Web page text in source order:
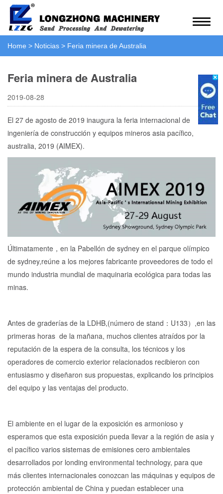
Home > Noticias > Feria minera de Australia
Feria minera de Australia
2019-08-28
El 27 de agosto de 2019 inaugura la feria internacional de
ingeniería de construcción y equipos mineros asia pacífico,
australia, 2019 (AIMEX).
Últimatamente，en la Pabellón de sydney en el parque olímpico
de sydney,reúne a los mejores fabricante proveedores de todo el
mundo industria mundial de maquinaria ecológica para todas las
minas.
Antes de graderías de la LDHB,(número de stand：U133）,en las
primeras horas de la mañana, muchos clientes atraídos por la
reputación de la espera de la consulta, los técnicos y los
operadores de comercio exterior relacionados recibieron con
entusiasmo y diseñaron sus propuestas, explicando los principios
del equipo y las ventajas del producto.
El ambiente en el lugar de la exposición es armonioso y
esperamos que esta exposición pueda llevar a la región de asia y
el pacífico varios sistemas de emisiones cero ambientales
desarrollados por londing environmental technology, para que
más clientes internacionales conozcan las máquinas y equipos de
protección ambiental de China y puedan establecer una